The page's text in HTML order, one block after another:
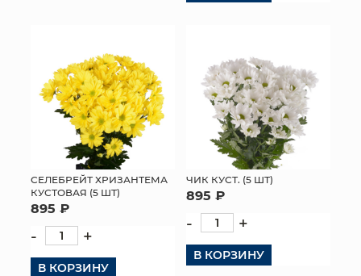
СЕЛЕБРЕЙТ ХРИЗАНТЕМА
КУСТОВАЯ (5 ШТ)
895 ₽
- +
В КОРЗИНУ
ЧИК КУСТ. (5 ШТ)
895 ₽
- +
В КОРЗИНУ